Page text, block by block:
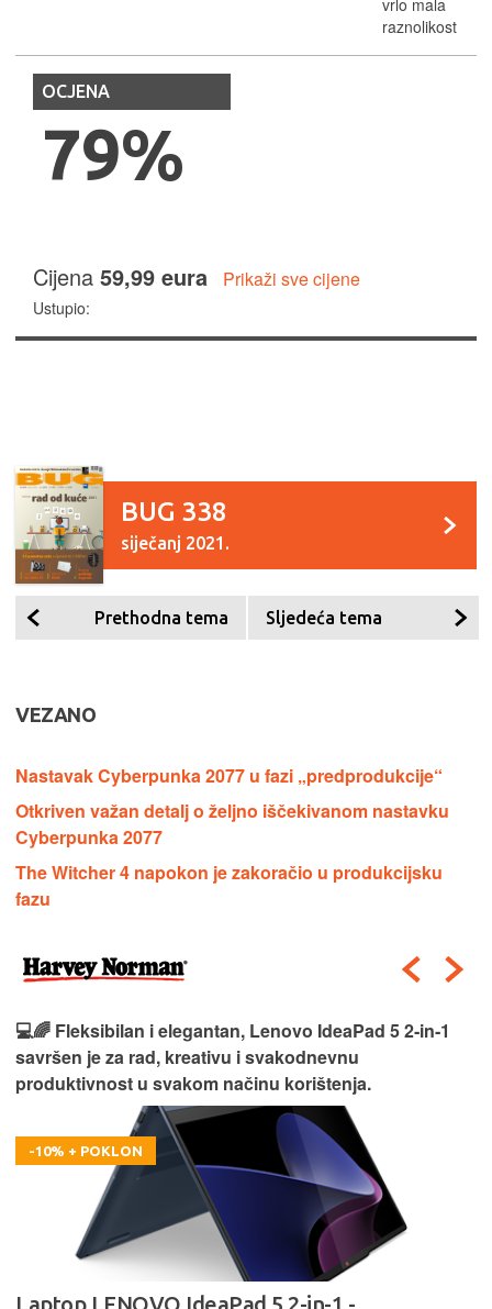
raznolikost
OCJENA
79%
Cijena 59,99 eura Prikaži sve cijene
Ustupio:
BUG 338
siječanj 2021.
Prethodna tema Sljedeća tema
VEZANO
Nastavak Cyberpunka 2077 u fazi „predprodukcije“
Otkriven važan detalj o željno iščekivanom nastavku
Cyberpunka 2077
The Witcher 4 napokon je zakoračio u produkcijsku
fazu
🎮⚡ Moćan i spreman za izazove, Lenovo LOQ 15
donosi vrhunske performanse za gaming i zahtjevne
zadatke bez kompromisa.
-100 € + POKLON
Laptop LENOVO LOQ 15AHP10 - 83JG002WSC